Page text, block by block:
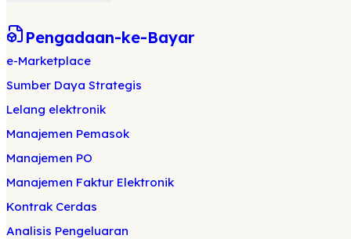
Pengadaan-ke-Bayar
e-Marketplace
Sumber Daya Strategis
Lelang elektronik
Manajemen Pemasok
Manajemen PO
Manajemen Faktur Elektronik
Kontrak Cerdas
Analisis Pengeluaran